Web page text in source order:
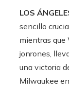
LOS
sencillo
mientras
jonrones,
una victoria
Milwaukee